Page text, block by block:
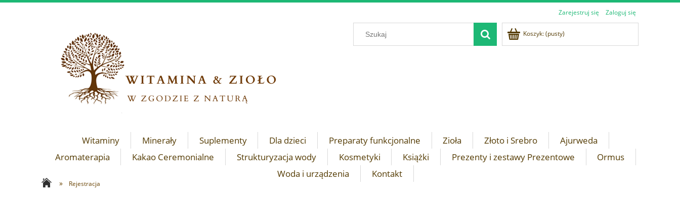
Zarejestruj się Zaloguj się
Koszyk:(pusty)
Witaminy Minerały Suplementy Dla dzieci Preparaty funkcjonalne Zioła Złoto i Srebro
Ajurweda
Aromaterapia
Kakao Ceremonialne Strukturyzacja wody Kosmetyki Książki Prezenty i zestawy Prezentowe
Ormus
Woda i urządzenia
Kontakt
» Rejestracja